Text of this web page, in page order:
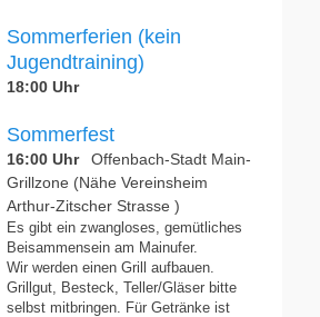
Sommerferien (kein
Jugendtraining)
18:00 Uhr
Sommerfest
16:00 Uhr
Offenbach-Stadt Main-
Grillzone (Nähe Vereinsheim
Arthur-Zitscher Strasse )
Es gibt ein zwangloses, gemütliches
Beisammensein am Mainufer.
Wir werden einen Grill aufbauen.
Grillgut, Besteck, Teller/Gläser bitte
selbst mitbringen. Für Getränke ist